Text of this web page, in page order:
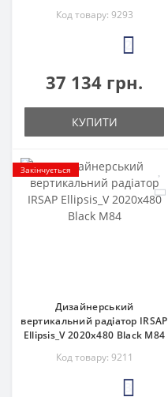
Код товару: 9293
37 134 грн.
КУПИТИ
Закінчується
Дизайнерський
вертикальний радіатор IRSAP
Ellipsis_V 2020x480 Black M84
Код товару: 9211
3